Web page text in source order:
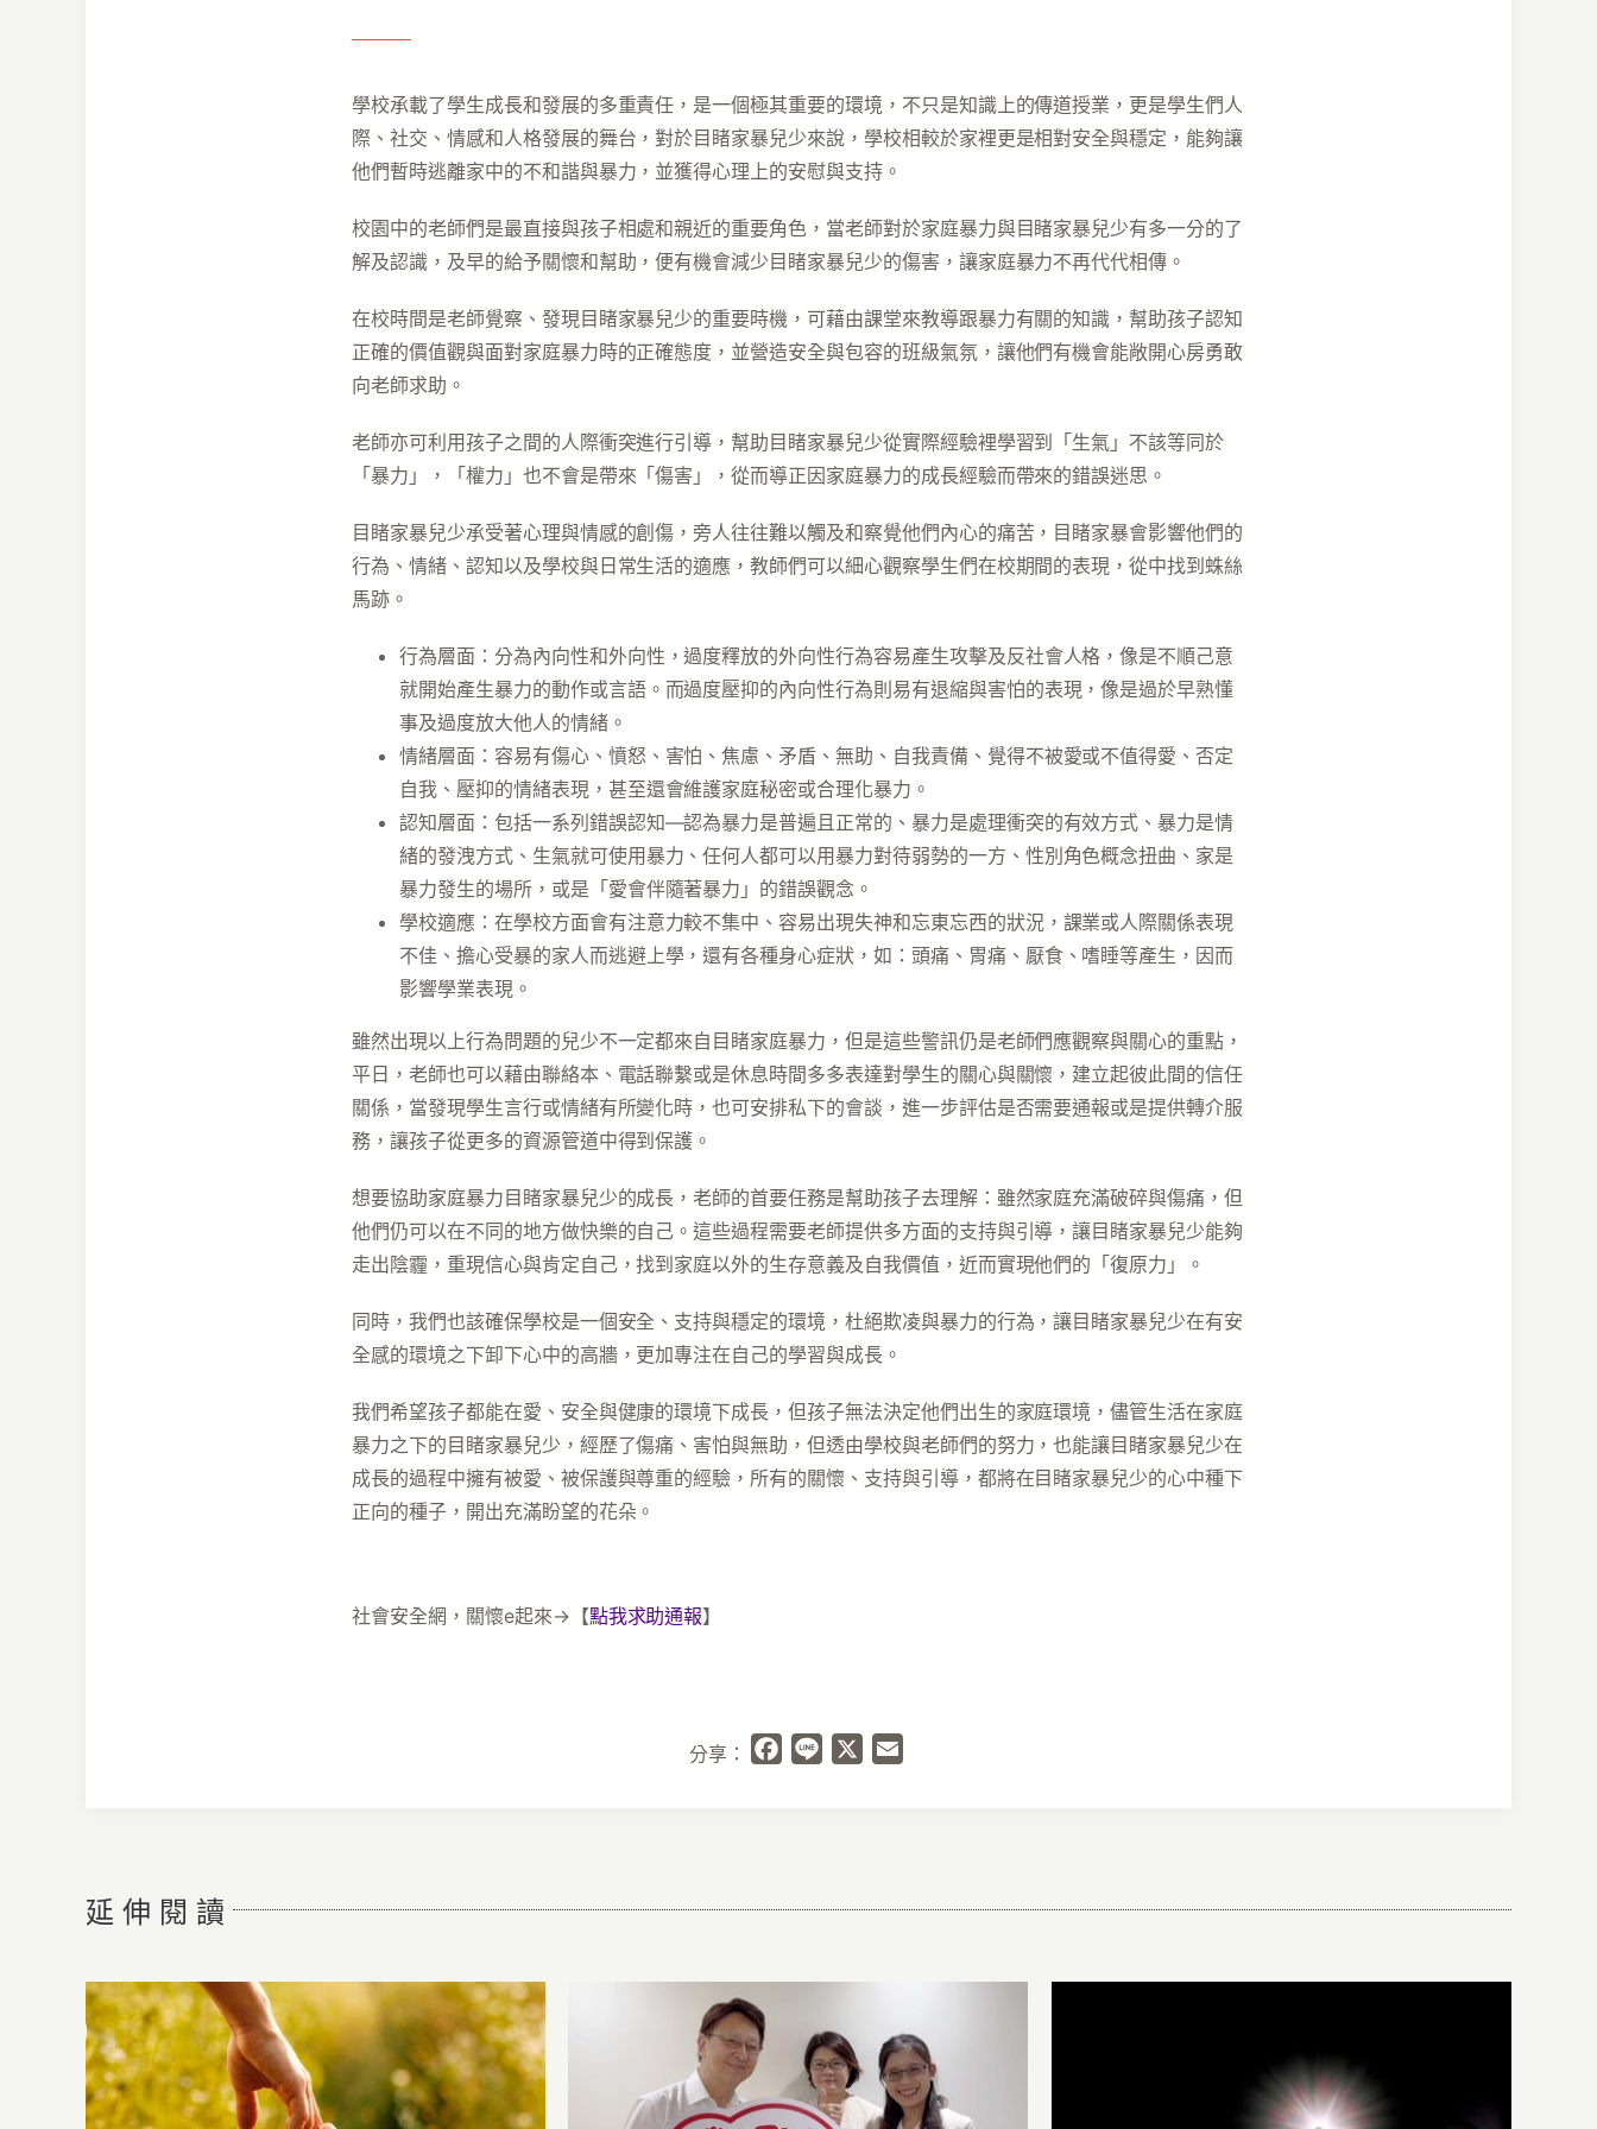
學校承載了學生成長和發展的多重責任，是一個極其重要的環境，不只是知識上的傳道授業，更是學生們人
際、社交、情感和人格發展的舞台，對於目睹家暴兒少來說，學校相較於家裡更是相對安全與穩定，能夠讓
他們暫時逃離家中的不和諧與暴力，並獲得心理上的安慰與支持。
校園中的老師們是最直接與孩子相處和親近的重要角色，當老師對於家庭暴力與目睹家暴兒少有多一分的了
解及認識，及早的給予關懷和幫助，便有機會減少目睹家暴兒少的傷害，讓家庭暴力不再代代相傳。
在校時間是老師覺察、發現目睹家暴兒少的重要時機，可藉由課堂來教導跟暴力有關的知識，幫助孩子認知
正確的價值觀與面對家庭暴力時的正確態度，並營造安全與包容的班級氣氛，讓他們有機會能敞開心房勇敢
向老師求助。
老師亦可利用孩子之間的人際衝突進行引導，幫助目睹家暴兒少從實際經驗裡學習到「生氣」不該等同於
「暴力」，「權力」也不會是帶來「傷害」，從而導正因家庭暴力的成長經驗而帶來的錯誤迷思。
目睹家暴兒少承受著心理與情感的創傷，旁人往往難以觸及和察覺他們內心的痛苦，目睹家暴會影響他們的
行為、情緒、認知以及學校與日常生活的適應，教師們可以細心觀察學生們在校期間的表現，從中找到蛛絲
馬跡。
行為層面：分為內向性和外向性，過度釋放的外向性行為容易產生攻擊及反社會人格，像是不順己意
就開始產生暴力的動作或言語。而過度壓抑的內向性行為則易有退縮與害怕的表現，像是過於早熟懂
事及過度放大他人的情緒。
情緒層面：容易有傷心、憤怒、害怕、焦慮、矛盾、無助、自我責備、覺得不被愛或不值得愛、否定
自我、壓抑的情緒表現，甚至還會維護家庭秘密或合理化暴力。
認知層面：包括一系列錯誤認知—認為暴力是普遍且正常的、暴力是處理衝突的有效方式、暴力是情
緒的發洩方式、生氣就可使用暴力、任何人都可以用暴力對待弱勢的一方、性別角色概念扭曲、家是
暴力發生的場所，或是「愛會伴隨著暴力」的錯誤觀念。
學校適應：在學校方面會有注意力較不集中、容易出現失神和忘東忘西的狀況，課業或人際關係表現
不佳、擔心受暴的家人而逃避上學，還有各種身心症狀，如：頭痛、胃痛、厭食、嗜睡等產生，因而
影響學業表現。
雖然出現以上行為問題的兒少不一定都來自目睹家庭暴力，但是這些警訊仍是老師們應觀察與關心的重點，
平日，老師也可以藉由聯絡本、電話聯繫或是休息時間多多表達對學生的關心與關懷，建立起彼此間的信任
關係，當發現學生言行或情緒有所變化時，也可安排私下的會談，進一步評估是否需要通報或是提供轉介服
務，讓孩子從更多的資源管道中得到保護。
想要協助家庭暴力目睹家暴兒少的成長，老師的首要任務是幫助孩子去理解：雖然家庭充滿破碎與傷痛，但
他們仍可以在不同的地方做快樂的自己。這些過程需要老師提供多方面的支持與引導，讓目睹家暴兒少能夠
走出陰霾，重現信心與肯定自己，找到家庭以外的生存意義及自我價值，近而實現他們的「復原力」。
同時，我們也該確保學校是一個安全、支持與穩定的環境，杜絕欺凌與暴力的行為，讓目睹家暴兒少在有安
全感的環境之下卸下心中的高牆，更加專注在自己的學習與成長。
我們希望孩子都能在愛、安全與健康的環境下成長，但孩子無法決定他們出生的家庭環境，儘管生活在家庭
暴力之下的目睹家暴兒少，經歷了傷痛、害怕與無助，但透由學校與老師們的努力，也能讓目睹家暴兒少在
成長的過程中擁有被愛、被保護與尊重的經驗，所有的關懷、支持與引導，都將在目睹家暴兒少的心中種下
正向的種子，開出充滿盼望的花朵。
社會安全網，關懷e起來→【點我求助通報】
分享： Facebook
Line
延 伸 閱 讀